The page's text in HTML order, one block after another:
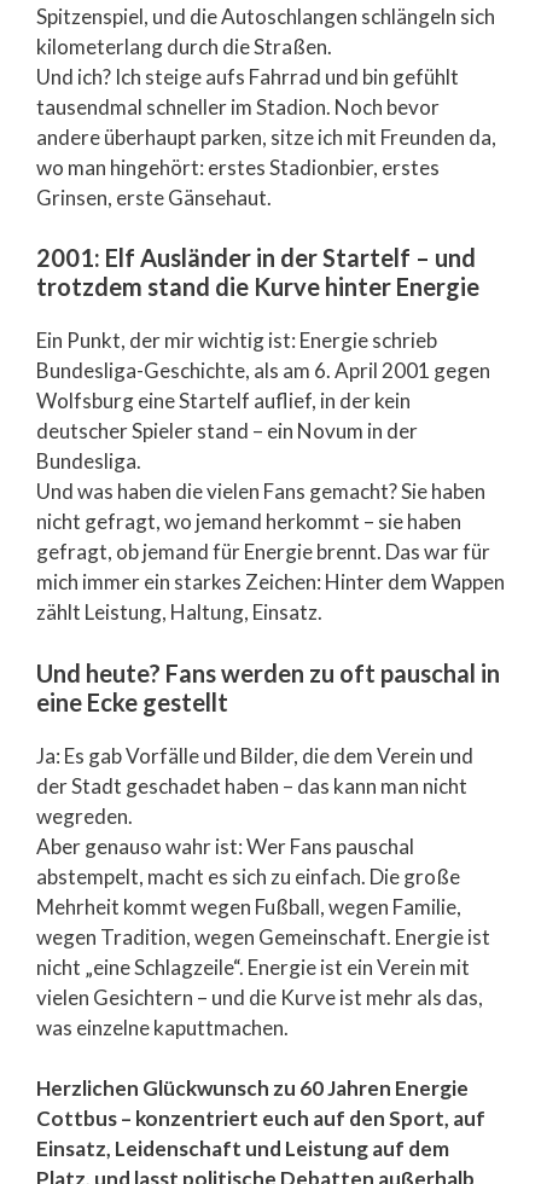
Spitzenspiel, und die Autoschlangen schlängeln sich
kilometerlang durch die Straßen.
Und ich? Ich steige aufs Fahrrad und bin gefühlt
tausendmal schneller im Stadion. Noch bevor
andere überhaupt parken, sitze ich mit Freunden da,
wo man hingehört: erstes Stadionbier, erstes
Grinsen, erste Gänsehaut.
2001: Elf Ausländer in der Startelf – und
trotzdem stand die Kurve hinter Energie
Ein Punkt, der mir wichtig ist: Energie schrieb
Bundesliga-Geschichte, als am 6. April 2001 gegen
Wolfsburg eine Startelf auflief, in der kein
deutscher Spieler stand – ein Novum in der
Bundesliga.
Und was haben die vielen Fans gemacht? Sie haben
nicht gefragt, wo jemand herkommt – sie haben
gefragt, ob jemand für Energie brennt. Das war für
mich immer ein starkes Zeichen: Hinter dem Wappen
zählt Leistung, Haltung, Einsatz.
Und heute? Fans werden zu oft pauschal in
eine Ecke gestellt
Ja: Es gab Vorfälle und Bilder, die dem Verein und
der Stadt geschadet haben – das kann man nicht
wegreden.
Aber genauso wahr ist: Wer Fans pauschal
abstempelt, macht es sich zu einfach. Die große
Mehrheit kommt wegen Fußball, wegen Familie,
wegen Tradition, wegen Gemeinschaft. Energie ist
nicht „eine Schlagzeile“. Energie ist ein Verein mit
vielen Gesichtern – und die Kurve ist mehr als das,
was einzelne kaputtmachen.
Herzlichen Glückwunsch zu 60 Jahren Energie
Cottbus – konzentriert euch auf den Sport, auf
Einsatz, Leidenschaft und Leistung auf dem
Platz, und lasst politische Debatten außerhalb